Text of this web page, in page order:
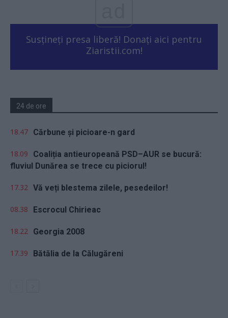
Susțineți presa liberă! Donați aici pentru
Ziaristii.com!
24 de ore
18.47 Cărbune și picioare-n gard
18.09
Coaliția antieuropeană PSD–AUR se bucură:
fluviul Dunărea se trece cu piciorul!
17.32 Vă veți blestema zilele, pesedeilor!
08.38 Escrocul Chirieac
18.22 Georgia 2008
17.39 Bătălia de la Călugăreni